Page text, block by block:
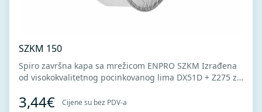
SZKM 150
Spiro završna kapa sa mrežicom ENPRO SZKM Izrađena
od visokokvalitetnog pocinkovanog lima DX51D + Z275 za
1506 I MEST EN 12237.
3,44€ Cijene su bez PDV-a